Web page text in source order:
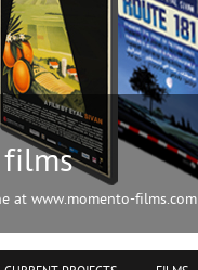
films
at www.momento-films.com